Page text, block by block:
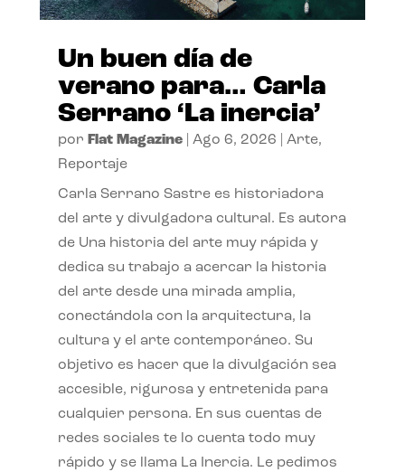
Un buen día de
verano para… Carla
Serrano ‘La inercia’
por Flat Magazine| Ago 6, 2026 Arte,
Reportaje
Carla Serrano Sastre es historiadora
del arte y divulgadora cultural. Es autora
de Una historia del arte muy rápida y
dedica su trabajo a acercar la historia
del arte desde una mirada amplia,
conectándola con la arquitectura, la
cultura y el arte contemporáneo. Su
objetivo es hacer que la divulgación sea
accesible, rigurosa y entretenida para
cualquier persona. En sus cuentas de
redes sociales te lo cuenta todo muy
rápido y se llama La Inercia. Le pedimos